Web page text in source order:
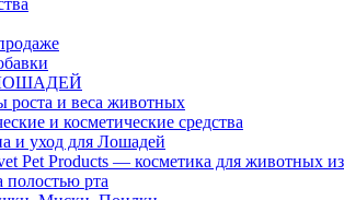
роста и веса животных
и косметические средства
и уход для Лошадей
Pet Products — косметика для животных
полостью рта